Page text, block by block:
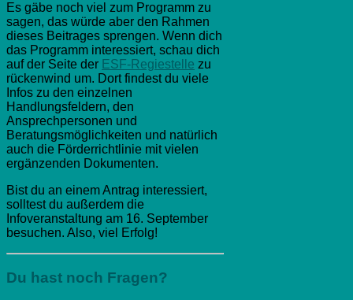
Es gäbe noch viel zum Programm zu
sagen, das würde aber den Rahmen
dieses Beitrages sprengen. Wenn dich
das Programm interessiert, schau dich
auf der Seite der ESF-Regiestelle zu
rückenwind um. Dort findest du viele
Infos zu den einzelnen
Handlungsfeldern, den
Ansprechpersonen und
Beratungsmöglichkeiten und natürlich
auch die Förderrichtlinie mit vielen
ergänzenden Dokumenten.
Bist du an einem Antrag interessiert,
solltest du außerdem die
Infoveranstaltung am 16. September
besuchen. Also, viel Erfolg!
Du hast noch Fragen?